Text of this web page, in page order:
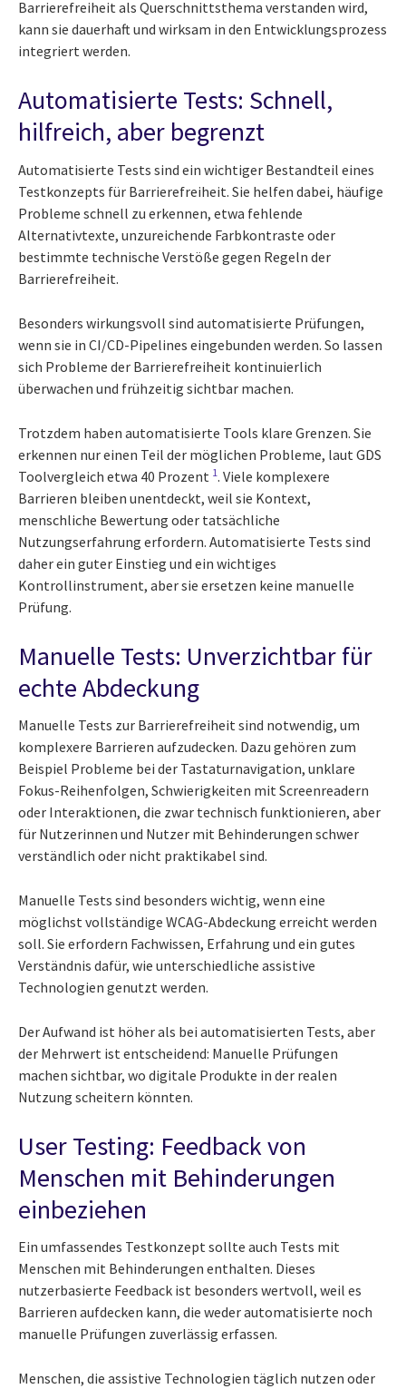
Barrierefreiheit als Querschnittsthema verstanden wird,
kann sie dauerhaft und wirksam in den Entwicklungsprozess
integriert werden.
Automatisierte Tests: Schnell,
hilfreich, aber begrenzt
Automatisierte Tests sind ein wichtiger Bestandteil eines
Testkonzepts für Barrierefreiheit. Sie helfen dabei, häufige
Probleme schnell zu erkennen, etwa fehlende
Alternativtexte, unzureichende Farbkontraste oder
bestimmte technische Verstöße gegen Regeln der
Barrierefreiheit.
Besonders wirkungsvoll sind automatisierte Prüfungen,
wenn sie in CI/CD-Pipelines eingebunden werden. So lassen
sich Probleme der Barrierefreiheit kontinuierlich
überwachen und frühzeitig sichtbar machen.
Trotzdem haben automatisierte Tools klare Grenzen. Sie
erkennen nur einen Teil der möglichen Probleme, laut GDS
Toolvergleich etwa 40 Prozent 1. Viele komplexere
Barrieren bleiben unentdeckt, weil sie Kontext,
menschliche Bewertung oder tatsächliche
Nutzungserfahrung erfordern. Automatisierte Tests sind
daher ein guter Einstieg und ein wichtiges
Kontrollinstrument, aber sie ersetzen keine manuelle
Prüfung.
Manuelle Tests: Unverzichtbar für
echte Abdeckung
Manuelle Tests zur Barrierefreiheit sind notwendig, um
komplexere Barrieren aufzudecken. Dazu gehören zum
Beispiel Probleme bei der Tastaturnavigation, unklare
Fokus-Reihenfolgen, Schwierigkeiten mit Screenreadern
oder Interaktionen, die zwar technisch funktionieren, aber
für Nutzerinnen und Nutzer mit Behinderungen schwer
verständlich oder nicht praktikabel sind.
Manuelle Tests sind besonders wichtig, wenn eine
möglichst vollständige WCAG-Abdeckung erreicht werden
soll. Sie erfordern Fachwissen, Erfahrung und ein gutes
Verständnis dafür, wie unterschiedliche assistive
Technologien genutzt werden.
Der Aufwand ist höher als bei automatisierten Tests, aber
der Mehrwert ist entscheidend: Manuelle Prüfungen
machen sichtbar, wo digitale Produkte in der realen
Nutzung scheitern könnten.
User Testing: Feedback von
Menschen mit Behinderungen
einbeziehen
Ein umfassendes Testkonzept sollte auch Tests mit
Menschen mit Behinderungen enthalten. Dieses
nutzerbasierte Feedback ist besonders wertvoll, weil es
Barrieren aufdecken kann, die weder automatisierte noch
manuelle Prüfungen zuverlässig erfassen.
Menschen, die assistive Technologien täglich nutzen oder